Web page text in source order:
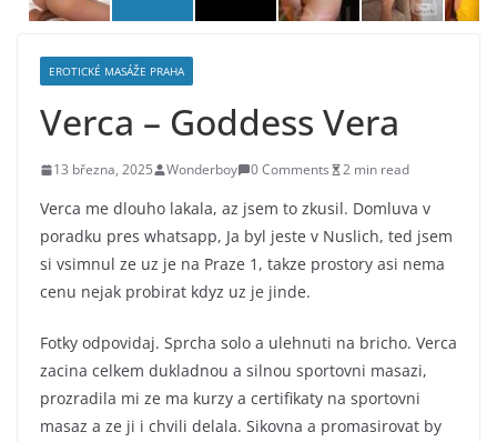
EROTICKÉ MASÁŽE PRAHA
Verca – Goddess Vera
13 března, 2025 Wonderboy 0 Comments 2 min read
Verca me dlouho lakala, az jsem to zkusil. Domluva v
poradku pres whatsapp, Ja byl jeste v Nuslich, ted jsem
si vsimnul ze uz je na Praze 1, takze prostory asi nema
cenu nejak probirat kdyz uz je jinde.
Fotky odpovidaj. Sprcha solo a ulehnuti na bricho. Verca
zacina celkem dukladnou a silnou sportovni masazi,
prozradila mi ze ma kurzy a certifikaty na sportovni
masaz a ze ji i chvili delala. Sikovna a promasirovat by